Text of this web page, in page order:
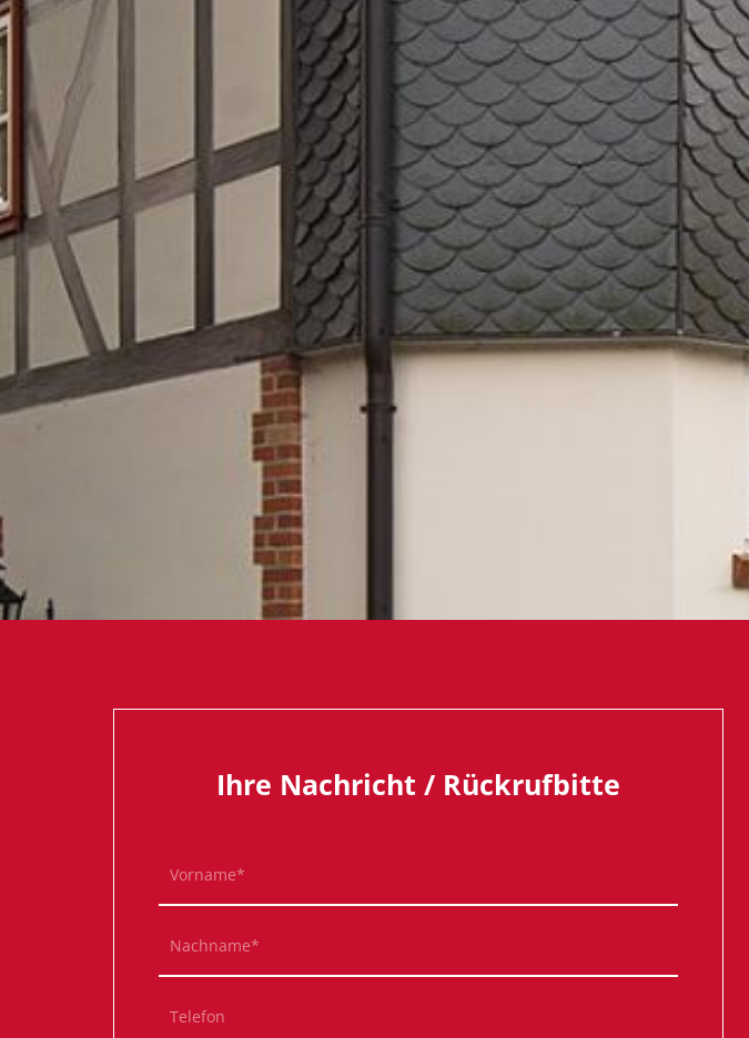
Ihre Nachricht / Rückrufbitte
Pflichtfeld
Vorname*
Pflichtfeld
Nachname*
Telefon